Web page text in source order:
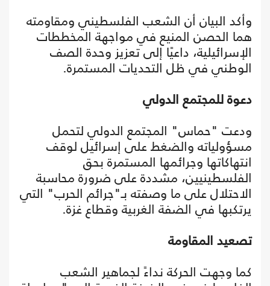
وأكد البيان أن الشعب الفلسطيني ومقاومته
هما الحصن المنيع في مواجهة المخططات
الإسرائيلية، داعيًا إلى تعزيز وحدة الصف
الوطني في ظل التحديات المستمرة.
دعوة للمجتمع الدولي
ودعت "حماس" المجتمع الدولي لتحمل
مسؤولياته والضغط على إسرائيل لوقف
انتهاكاتها وجرائمها المستمرة بحق
الفلسطينيين، مشددة على ضرورة محاسبة
الاحتلال على ما وصفته بـ"جرائم الحرب" التي
يرتكبها في الضفة الغربية وقطاع غزة.
تصعيد المقاومة
كما وجهت الحركة نداءً لجماهير الشعب